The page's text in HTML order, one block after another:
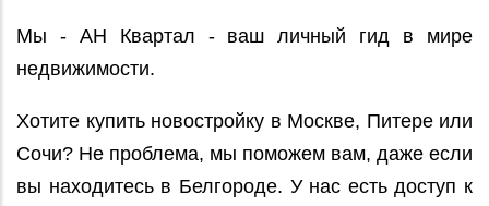
Мы - АН Квартал - ваш личный гид в мире
недвижимости.
Хотите купить новостройку в Москве, Питере или
Сочи? Не проблема, мы поможем вам, даже если
вы находитесь в Белгороде. У нас есть доступ к